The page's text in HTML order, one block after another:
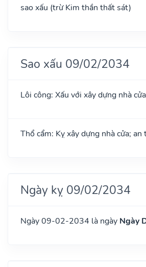
sao xấu (trừ Kim thần thất sát)
Sao xấu 09/02/2034
Lôi công: Xấu với xây dựng nhà cửa
Thổ cẩm: Kỵ xây dựng nhà cửa; an
Ngày kỵ 09/02/2034
Ngày 09-02-2034 là ngày Ngày